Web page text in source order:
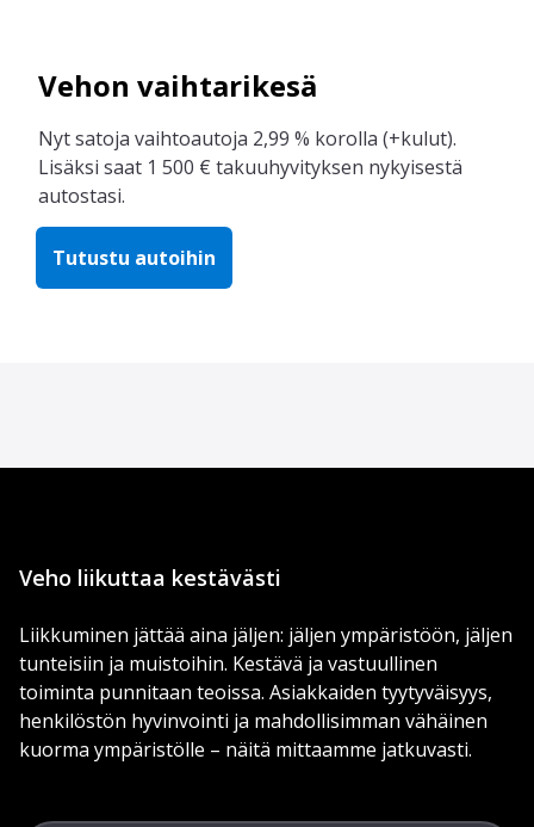
Vehon vaihtarikesä
Nyt satoja vaihtoautoja 2,99 % korolla (+kulut).
Lisäksi saat 1 500 € takuuhyvityksen nykyisestä
autostasi.
Tutustu autoihin
Veho liikuttaa kestävästi
Liikkuminen jättää aina jäljen: jäljen ympäristöön, jäljen
tunteisiin ja muistoihin. Kestävä ja vastuullinen
toiminta punnitaan teoissa. Asiakkaiden tyytyväisyys,
henkilöstön hyvinvointi ja mahdollisimman vähäinen
kuorma ympäristölle – näitä mittaamme jatkuvasti.